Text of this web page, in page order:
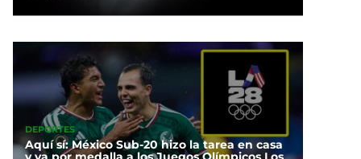
DEPORTES
Aquí sí: México Sub-20 hizo la tarea en casa